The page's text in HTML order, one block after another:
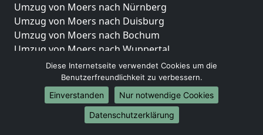
Umzug von Moers nach Nürnberg
Umzug von Moers nach Duisburg
Umzug von Moers nach Bochum
Umzug von Moers nach Wuppertal
Umzug von Moers nach Bielefeld
Umzug von Moers nach Bonn
Umzug von Moers nach Münster
Internationale-Umzüge
Diese Internetseite verwendet Cookies um die
Benutzerfreundlichkeit zu verbessern.
Einverstanden
Nur notwendige Cookies
Datenschutzerklärung